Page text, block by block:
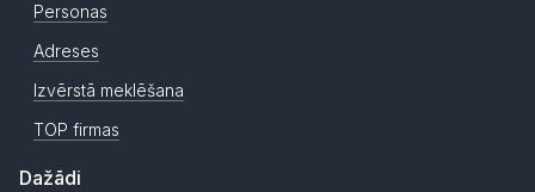
Personas
Adreses
Izvērstā meklēšana
TOP firmas
Dažādi